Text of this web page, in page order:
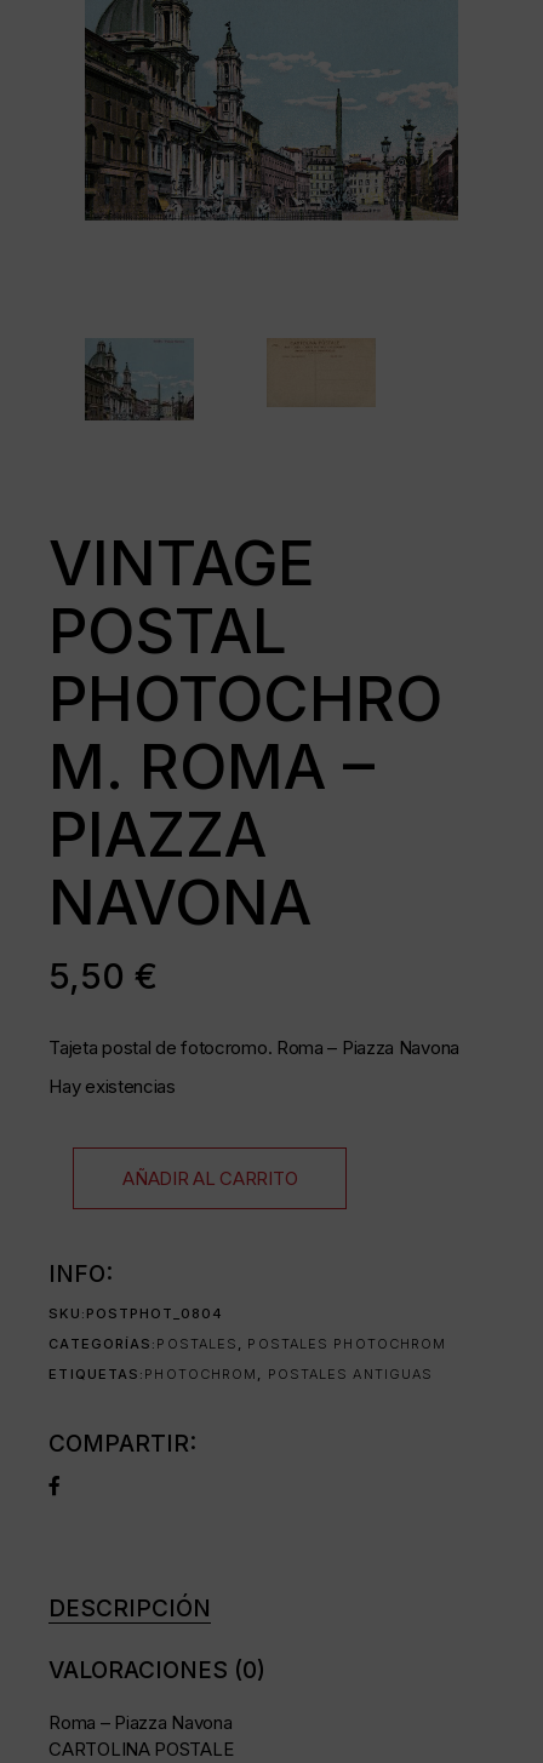
VINTAGE
POSTAL
PHOTOCHRO
M. ROMA –
PIAZZA
NAVONA
5,50€
Tajeta postal de fotocromo. Roma – Piazza Navona
Hay existencias
AÑADIR AL CARRITO
INFO:
SKU: POSTPHOT_0804
CATEGORÍAS: POSTALES , POSTALES PHOTOCHROM
ETIQUETAS: PHOTOCHROM , POSTALES ANTIGUAS
COMPARTIR:
DESCRIPCIÓN
VALORACIONES (0)
Roma – Piazza Navona
CARTOLINA POSTALE